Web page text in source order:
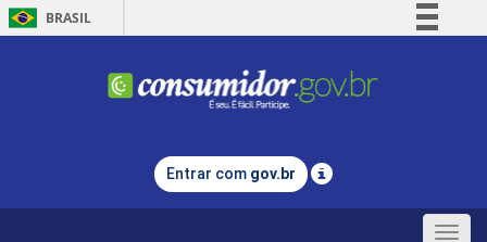
BRASIL
Comunica BR
Legislação
Entrar com gov.br
Toggle